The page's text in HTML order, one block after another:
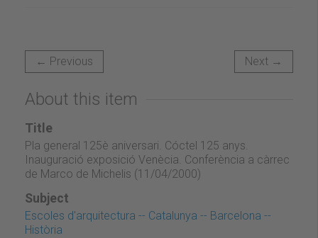
← Previous Next →
About this item
Title
Pla general 125è aniversari. Cóctel 125 anys.
Inauguració exposició Venècia. Conferència a càrrec
de Marco de Michelis (11/04/2000)
Subject
Escoles d'arquitectura -- Catalunya -- Barcelona --
Història